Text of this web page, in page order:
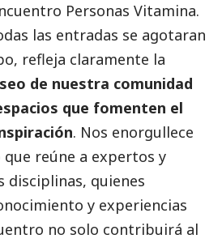
Personas Vitamina.
las entradas se agotaran
refleja claramente la
de nuestra comunidad
que fomenten el
. Nos enorgullece
reúne a expertos y
disciplinas, quienes
y experiencias
no solo contribuirá al